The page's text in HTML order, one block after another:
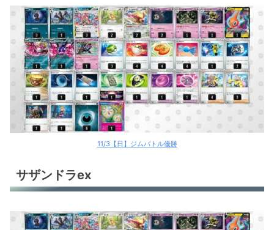
11/3【日】ジムバトル優勝
サザンドラex